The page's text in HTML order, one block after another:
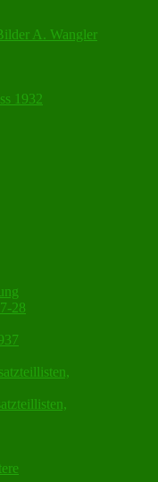
A. Wangler
1932
28